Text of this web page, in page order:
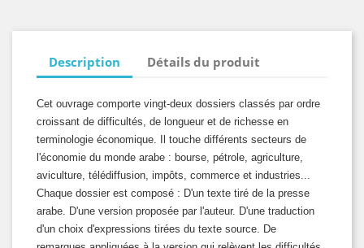
Description Détails du produit
Cet ouvrage comporte vingt-deux dossiers classés par ordre
croissant de difficultés, de longueur et de richesse en
terminologie économique. Il touche différents secteurs de
l'économie du monde arabe : bourse, pétrole, agriculture,
aviculture, télédiffusion, impôts, commerce et industries...
Chaque dossier est composé : D'un texte tiré de la presse
arabe. D'une version proposée par l'auteur. D'une traduction
d'un choix d'expressions tirées du texte source. De